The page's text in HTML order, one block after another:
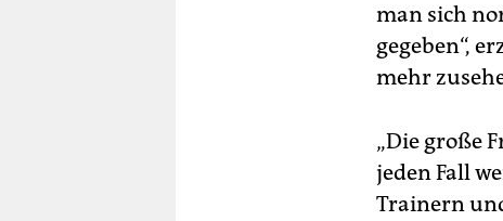
man sich
gegeben“,
mehr
„Die große
jeden Fall
Trainern